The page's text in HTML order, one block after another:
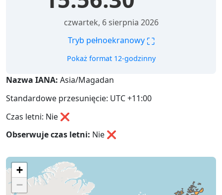
czwartek, 6 sierpnia 2026
Tryb pełnoekranowy ⛶
Pokaż format 12-godzinny
Nazwa IANA: Asia/Magadan
Standardowe przesunięcie: UTC +11:00
Czas letni: Nie ❌
Obserwuje czas letni: Nie ❌
+
−